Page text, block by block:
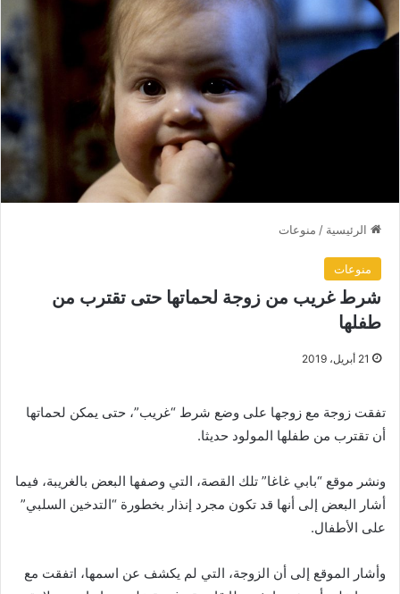
الرئيسية / منوعات
منوعات
شرط غريب من زوجة لحماتها حتى تقترب من
طفلها
21 أبريل، 2019
تفقت زوجة مع زوجها على وضع شرط “غريب”، حتى يمكن لحماتها
أن تقترب من طفلها المولود حديثا.
ونشر موقع “بابي غاغا” تلك القصة، التي وصفها البعض بالغريبة، فيما
أشار البعض إلى أنها قد تكون مجرد إنذار بخطورة “التدخين السلبي”
على الأطفال.
وأشار الموقع إلى أن الزوجة، التي لم يكشف عن اسمها، اتفقت مع